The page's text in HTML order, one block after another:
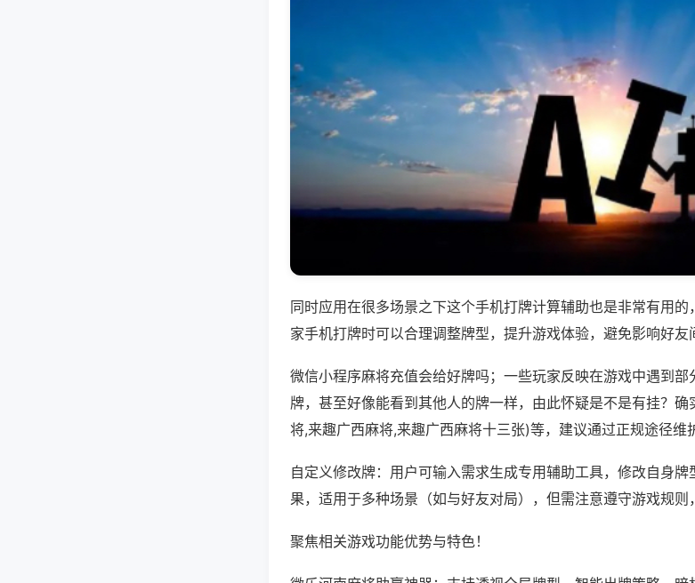
同时应用在很多场景之下这个手机打牌计算辅助也是非常有用
家手机打牌时可以合理调整牌型，提升游戏体验，避免影响好友
微信小程序麻将充值会给好牌吗；一些玩家反映在游戏中遇到
牌，甚至好像能看到其他人的牌一样，由此怀疑是不是有挂？
将,来趣广西麻将,来趣广西麻将十三张)等，建议通过正规途径维
自定义修改牌：用户可输入需求生成专用辅助工具，修改自身牌
果，适用于多种场景（如与好友对局），但需注意遵守游戏规则
聚焦相关游戏功能优势与特色！